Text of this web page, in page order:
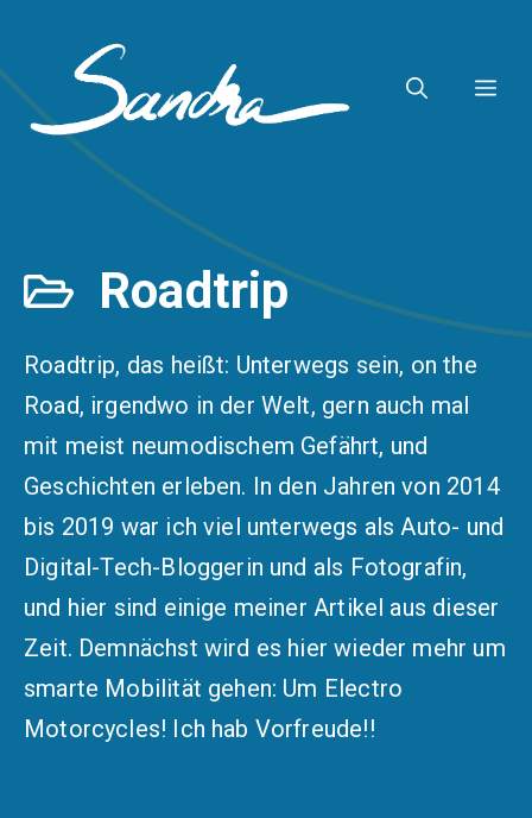
springen
Roadtrip
Roadtrip, das heißt: Unterwegs sein, on the
Road, irgendwo in der Welt, gern auch mal
mit meist neumodischem Gefährt, und
Geschichten erleben. In den Jahren von 2014
bis 2019 war ich viel unterwegs als Auto- und
Digital-Tech-Bloggerin und als Fotografin,
und hier sind einige meiner Artikel aus dieser
Zeit. Demnächst wird es hier wieder mehr um
smarte Mobilität gehen: Um Electro
Motorcycles! Ich hab Vorfreude!!